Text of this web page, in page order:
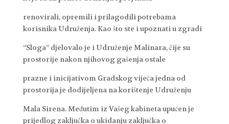
renovirali, opremili i prilagodili potrebama
korisnika Udruženja. Kao što ste i upoznati u zgradi
“Sloga” djelovalo je i Udruženje Malinara, čije su
prostorije nakon njihovog gašenja ostale
prazne i inicijativom Gradskog vijeća jedna od
prostorija je dodijeljena na korištenje Udruženju
Mala Sirena. Međutim iz Vašeg kabineta upućen je
prijedlog zaključka o ukidanju zaključka o